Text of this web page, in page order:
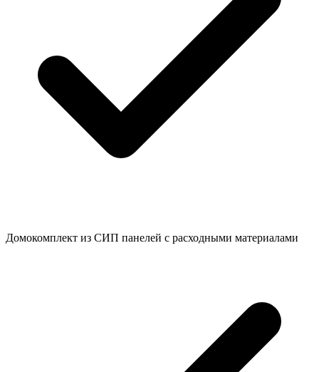
Домокомплект из СИП панелей с расходными материалами